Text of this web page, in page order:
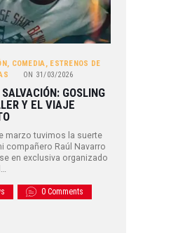
, COMEDIA
ESTRENOS DE
ON 31/03/2026
GOSLING
Y EL VIAJE
marzo tuvimos la suerte
compañero Raúl Navarro
en exclusiva organizado
0 Comments